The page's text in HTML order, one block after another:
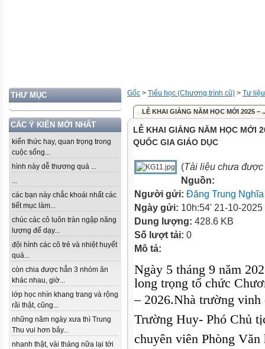
THƯ MỤC
CÁC Ý KIẾN MỚI NHẤT
kiến thức hay, quan trọng trong
cuộc sống...
hình này dễ thương quá ...
...
các bạn này chắc khoái nhất các
tiết mục làm...
chúc các cô luôn tràn ngập năng
lượng để dạy...
đội hình các cô trẻ và nhiệt huyết
quá...
còn chia được hẳn 3 nhóm ăn
khác nhau, giờ...
lớp học nhìn khang trang và rộng
rãi thật, cũng...
những năm ngày xưa thì Trung
Thu vui hơn bây...
nhanh thật, vài tháng nữa lại tới
Gốc > Tiểu học (Chương trình cũ) > Tư
LỄ KHAI GIẢNG NĂM HỌC MỚI 2025 –
LỄ KHAI GIẢNG NĂM HỌC MỚI
QUỐC GIA GIÁO DỤC
(Tài liệu chưa được
Nguồn:
Người gửi: Đăng Trung Nghĩa
Ngày gửi: 10h:54' 21-10-2025
Dung lượng: 428.6 KB
Số lượt tải: 0
Mô tả:
Ngày 5 tháng 9 năm
long trọng tổ chức
– 2026.Nhà trường vinh
Trường Huy- Phó Chủ
chuyên viên Phòng